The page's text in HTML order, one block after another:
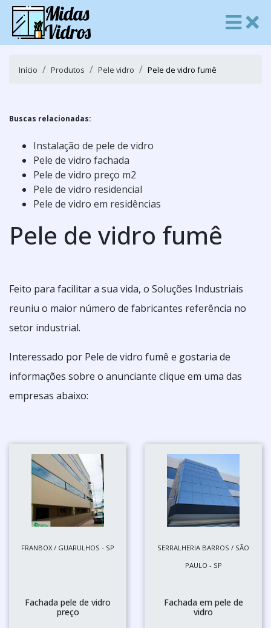
Início Produtos Pele vidro Pele de vidro fumê
Buscas relacionadas:
Instalação de pele de vidro
Pele de vidro fachada
Pele de vidro preço m2
Pele de vidro residencial
Pele de vidro em residências
Pele de vidro fumê
Feito para facilitar a sua vida, o Soluções Industriais
reuniu o maior número de fabricantes referência no
setor industrial.
Interessado por Pele de vidro fumê e gostaria de
informações sobre o anunciante clique em uma das
empresas abaixo:
FRANBOX / GUARULHOS - SP
Fachada pele de vidro
preço
SERRALHERIA BARROS / SÃO
PAULO - SP
Fachada em pele de
vidro